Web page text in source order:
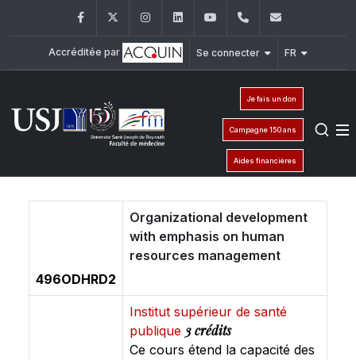
FacebookTwitter InstagramLinkedInYouTube+961 (1) 421 235
Accréditée par Se connecter FR
Je fais un don
Campagne 150 ans
Aides financières
496ODHRD2
Organizational development
with emphasis on human
resources management
Institut supérieur de santé
publique 3 crédits
Ce cours étend la capacité des